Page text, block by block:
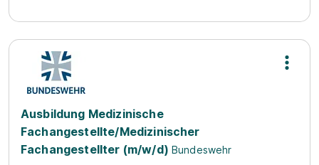
Ausbildung Medizinische
Fachangestellte/Medizinischer
Fachangestellter (m/w/d) Bundeswehr